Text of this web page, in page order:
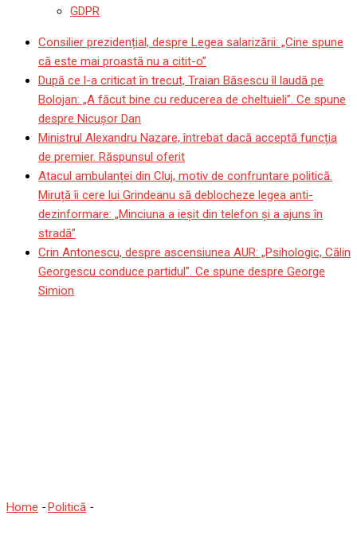
GDPR
Consilier prezidențial, despre Legea salarizării: „Cine spune
că este mai proastă nu a citit-o”
După ce l-a criticat în trecut, Traian Băsescu îl laudă pe
Bolojan: „A făcut bine cu reducerea de cheltuieli”. Ce spune
despre Nicușor Dan
Ministrul Alexandru Nazare, întrebat dacă acceptă funcția
de premier. Răspunsul oferit
Atacul ambulanței din Cluj, motiv de confruntare politică.
Miruță îi cere lui Grindeanu să deblocheze legea anti-
dezinformare: „Minciuna a ieșit din telefon și a ajuns în
stradă”
Crin Antonescu, despre ascensiunea AUR: „Psihologic, Călin
Georgescu conduce partidul”. Ce spune despre George
Simion
Home -Politică -